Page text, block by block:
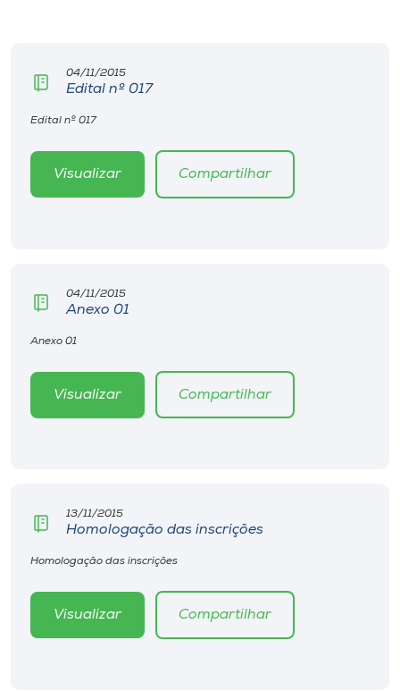
CPA
Editora
Museu
Store
04/11/2015
Edital nº 017
Edital nº 017
Visualizar Compartilhar
04/11/2015
Anexo 01
Anexo 01
Visualizar Compartilhar
13/11/2015
Homologação das inscrições
Homologação das inscrições
Visualizar Compartilhar